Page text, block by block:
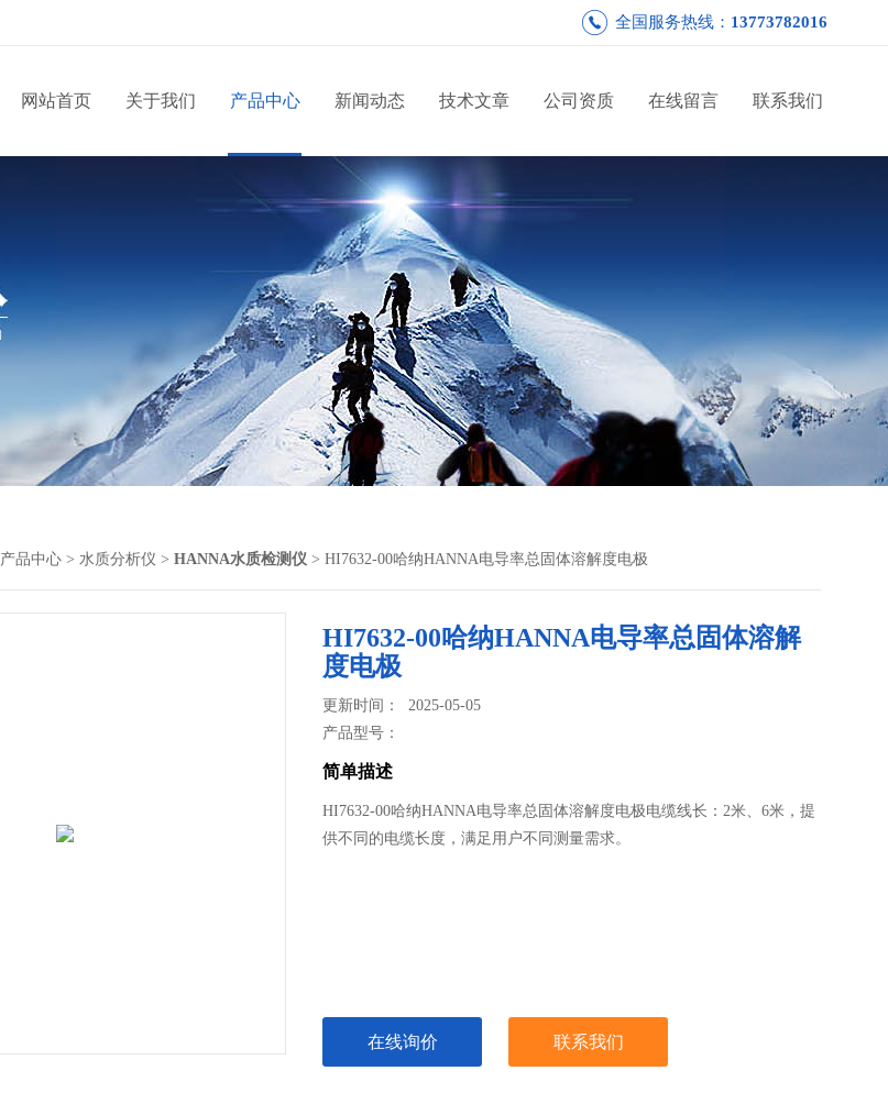
全国服务热线： 13773782016
网站首页 关于我们 产品中心 新闻动态 技术文章 公司资质 在线留言 联系我们
产品中心 > 水质分析仪 > HANNA水质检测仪 > HI7632-00哈纳HANNA电导率总固体溶解度电极
HI7632-00哈纳HANNA电导率总固体溶解
度电极
更新时间： 2025-05-05
产品型号：
简单描述
HI7632-00哈纳HANNA电导率总固体溶解度电极电缆线长：2米、6米，提
供不同的电缆长度，满足用户不同测量需求。
在线询价 联系我们